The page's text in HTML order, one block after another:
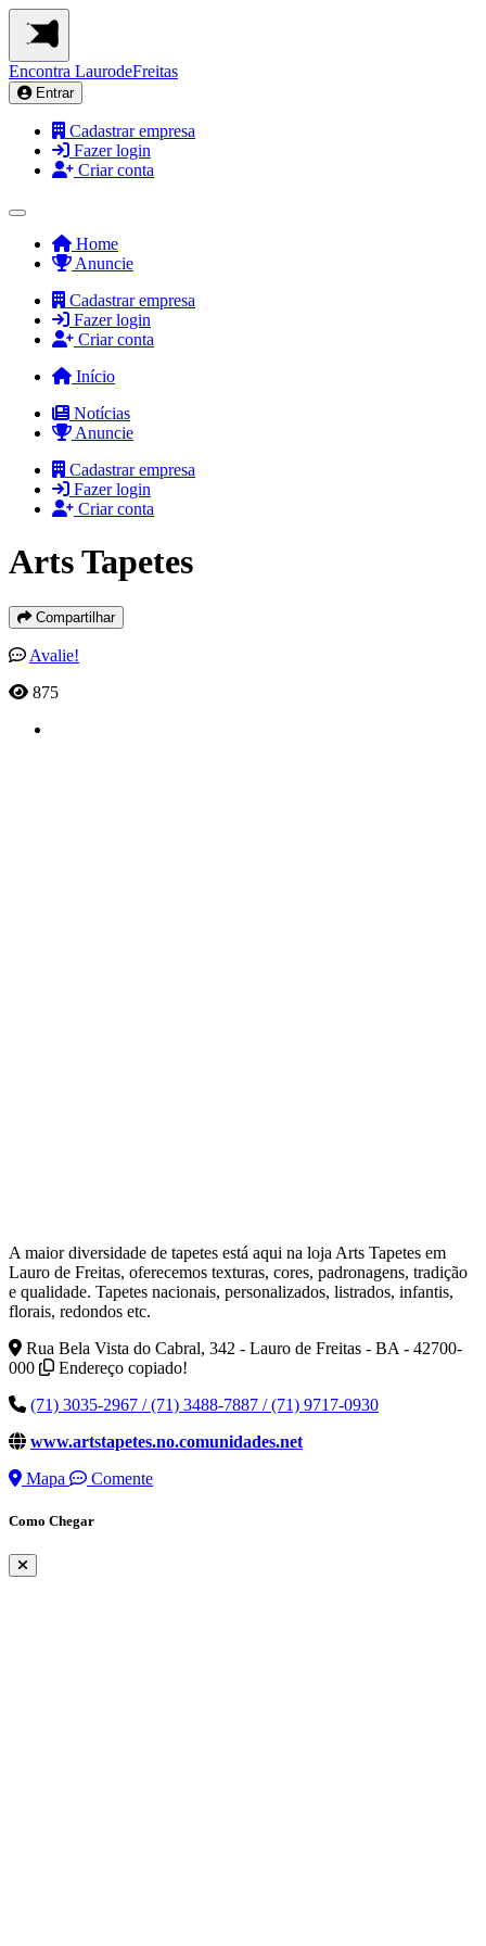
Encontra LaurodeFreitas
Entrar
Cadastrar empresa
Fazer login
Criar conta
Home
Anuncie
Cadastrar empresa
Fazer login
Criar conta
Início
Notícias
Anuncie
Cadastrar empresa
Fazer login
Criar conta
Arts Tapetes
Compartilhar
Avalie!
875
A maior diversidade de tapetes está aqui na loja Arts Tapetes em
Lauro de Freitas, oferecemos texturas, cores, padronagens, tradição
e qualidade. Tapetes nacionais, personalizados, listrados, infantis,
florais, redondos etc.
Rua Bela Vista do Cabral, 342 - Lauro de Freitas - BA - 42700-
000
Endereço copiado!
(71) 3035-2967 / (71) 3488-7887 / (71) 9717-0930
www.artstapetes.no.comunidades.net
Mapa
Comente
Como Chegar